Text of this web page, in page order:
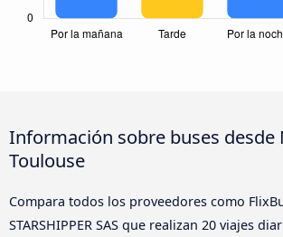
Información sobre buses desde
Toulouse
Compara todos los proveedores como
STARSHIPPER SAS que realizan 20 viajes